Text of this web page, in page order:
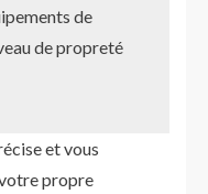
de
de propreté
et vous
propre